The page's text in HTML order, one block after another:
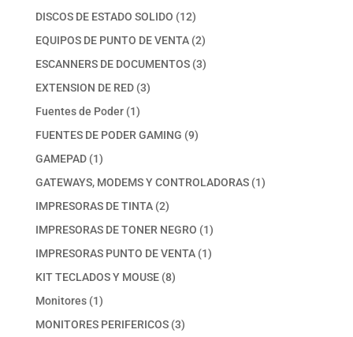
productos
DISCOS DE ESTADO SOLIDO 1212
productos
EQUIPOS DE PUNTO DE VENTA 22
productos
ESCANNERS DE DOCUMENTOS 33
EXTENSION DE RED 33
Fuentes de Poder 11
producto
FUENTES DE PODER GAMING 99
GAMEPAD 11
producto
GATEWAYS, MODEMS Y CONTROLADORAS 11
IMPRESORAS DE TINTA 22
productos
IMPRESORAS DE TONER NEGRO 11
producto
IMPRESORAS PUNTO DE VENTA 11
KIT TECLADOS Y MOUSE 88
Monitores 11
producto
MONITORES PERIFERICOS 33